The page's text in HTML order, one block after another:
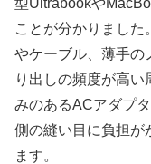
ことが分かりました
やケーブル、薄手の
り出しの頻度が高
みのあるACアダプ
側の縫い目に負担が
ます。